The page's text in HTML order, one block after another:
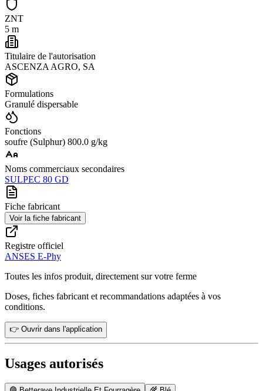
ZNT
5 m
Titulaire de l'autorisation
ASCENZA AGRO, SA
Formulations
Granulé dispersable
Fonctions
soufre (Sulphur) 800.0 g/kg
Noms commerciaux secondaires
SULPEC 80 GD
Fiche fabricant
Voir la fiche fabricant
Registre officiel
ANSES E-Phy
Toutes les infos produit, directement sur votre ferme
Doses, fiches fabricant et recommandations adaptées à vos
conditions.
👉 Ouvrir dans l'application
Usages autorisés